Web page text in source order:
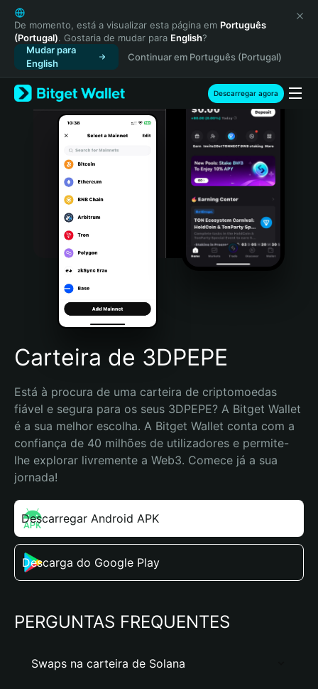
English
日本語
Tiếng Việt
Русский
Español (Latinoamérica)
Türkçe
Italiano
Português (Portugal)
Bahasa Indonesia
Português (Brasil)
Español (Argentina)
De momento, está a visualizar esta página em Português
(Portugal). Gostaria de mudar para English?
Mudar para
English
Continuar em Português (Portugal)
Descarregar agora
Carteira de 3DPEPE
Está à procura de uma carteira de criptomoedas
fiável e segura para os seus 3DPEPE? A Bitget Wallet
é a sua melhor escolha. A Bitget Wallet conta com a
confiança de 40 milhões de utilizadores e permite-
lhe explorar livremente a Web3. Comece já a sua
jornada!
Descarregar Android APK
Descarga do Google Play
PERGUNTAS FREQUENTES
Swaps na carteira de Solana